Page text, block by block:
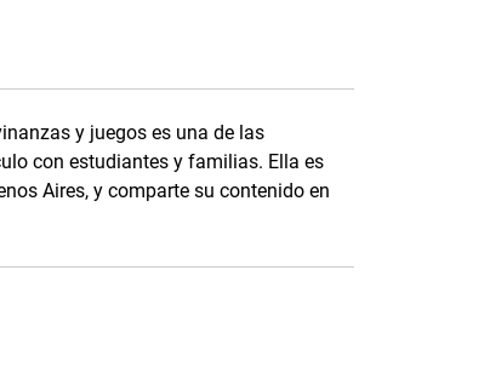
y juegos es una de las
con estudiantes y familias. Ella es
Aires, y comparte su contenido en